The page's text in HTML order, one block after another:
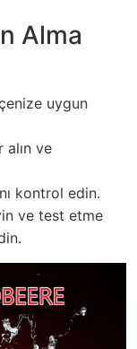
Alma
uygun
alın ve
kontrol edin.
ve test etme